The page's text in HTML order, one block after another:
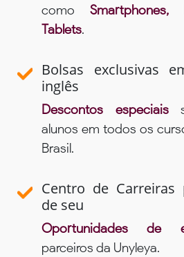
como
Tablets.
Bolsas exclusivas
inglês
Descontos especiais
alunos em todos os
Brasil.
Centro de Carreiras
de seu
Oportunidades de
parceiros da Unyleya.